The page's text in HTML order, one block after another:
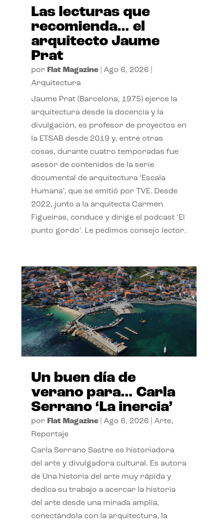
Las lecturas que
recomienda… el
arquitecto Jaume
Prat
por Flat Magazine| Ago 6, 2026
Arquitectura
Jaume Prat (Barcelona, 1975) ejerce la
arquitectura desde la docencia y la
divulgación, es profesor de proyectos en
la ETSAB desde 2019 y, entre otras
cosas, durante cuatro temporadas fue
asesor de contenidos de la serie
documental de arquitectura ‘Escala
Humana’, que se emitió por TVE. Desde
2022, junto a la arquitecta Carmen
Figueiras, conduce y dirige el podcast ‘El
punto gordo’. Le pedimos consejo lector.
Un buen día de
verano para… Carla
Serrano ‘La inercia’
por Flat Magazine| Ago 6, 2026 Arte,
Reportaje
Carla Serrano Sastre es historiadora
del arte y divulgadora cultural. Es autora
de Una historia del arte muy rápida y
dedica su trabajo a acercar la historia
del arte desde una mirada amplia,
conectándola con la arquitectura, la